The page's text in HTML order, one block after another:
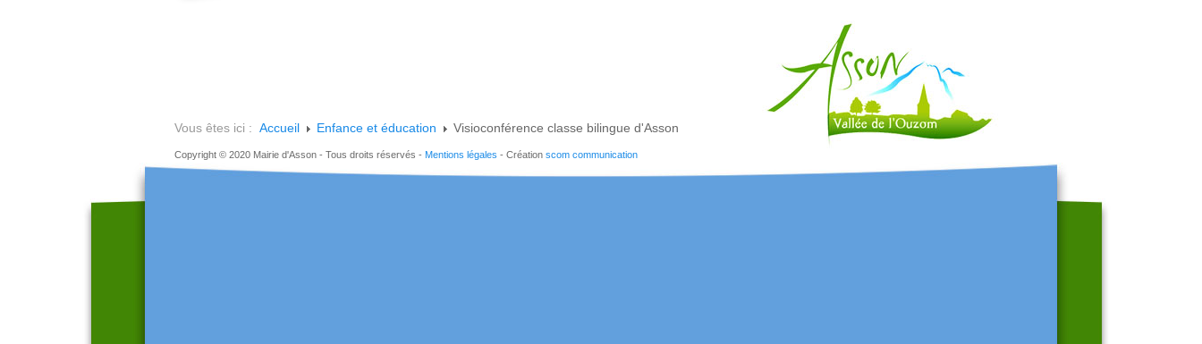
Vous êtes ici : Accueil Enfance et éducation Visioconférence classe bilingue d'Asson
Copyright © 2020 Mairie d'Asson - Tous droits réservés - Mentions légales - Création scom communication